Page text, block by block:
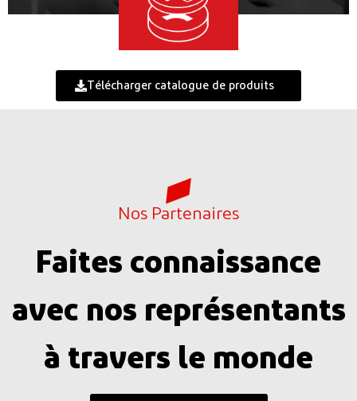
Télécharger catalogue de produits
Nos Partenaires
Faites connaissance
avec nos représentants
à travers le monde